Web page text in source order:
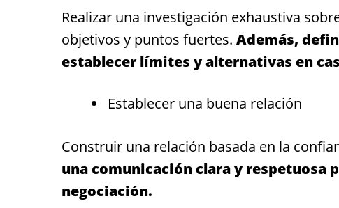
Realizar una investigación exhaustiva
objetivos y puntos fuertes. Además,
establecer límites y alternativas en
Establecer una buena relación
Construir una relación basada en la
una comunicación clara y respetuosa
negociación.